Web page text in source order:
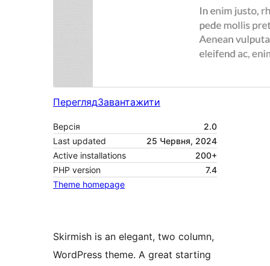
ПереглядЗавантажити
Версія
2.0
Last updated
25 Червня, 2024
Active installations
200+
PHP version
7.4
Theme homepage
Skirmish is an elegant, two column,
WordPress theme. A great starting